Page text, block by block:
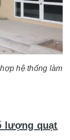
hệ thống làm
lượng quạt